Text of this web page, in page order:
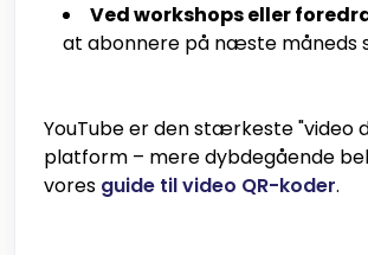
Ved workshops eller
at abonnere på næste måneds
YouTube er den stærkeste "video
platform – mere dybdegående
vores guide til video QR-koder.